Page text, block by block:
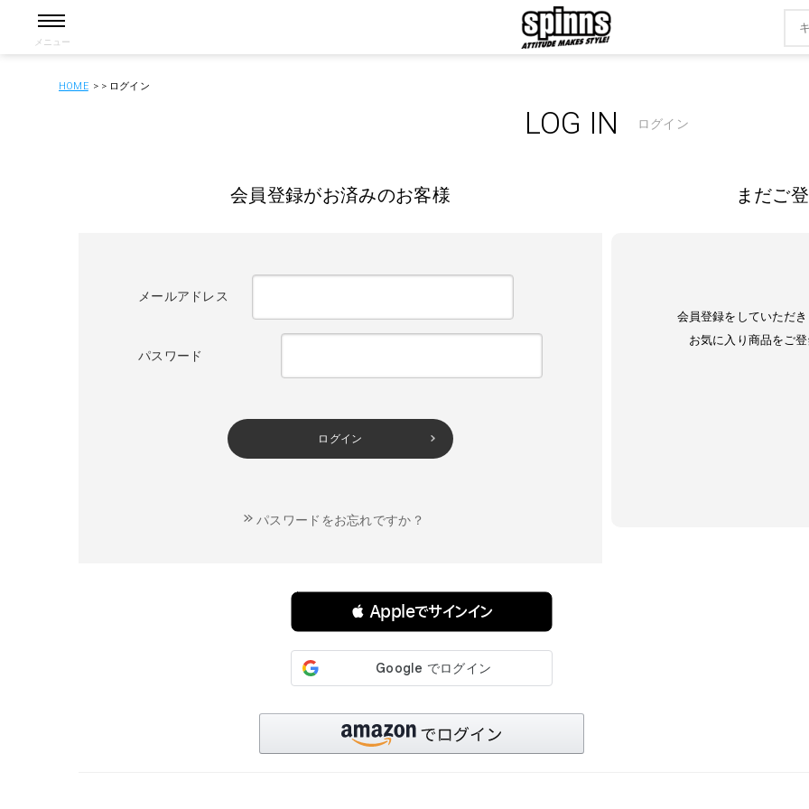
メニュー
HOME ログイン
LOG IN ログイン
会員登録がお済みのお客様
メールアドレス
パスワード
ログイン
パスワードをお忘れですか？
 Appleでサインイン
まだご
会員登録をしていただ
お気に入り商品をご